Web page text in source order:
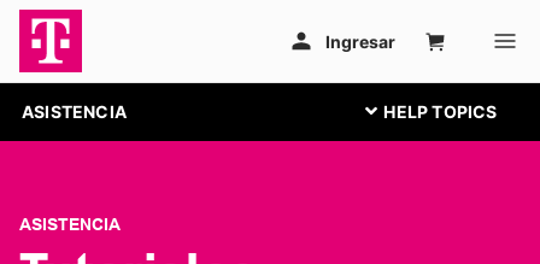
ASISTENCIA
ASISTENCIA